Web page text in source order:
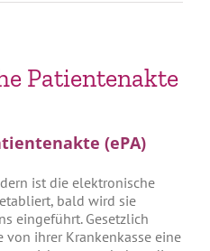
Patientenakte
(ePA)
ist die elektronische
bald wird sie
eingeführt. Gesetzlich
von ihrer Krankenkasse eine